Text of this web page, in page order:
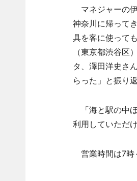
マネジャーの
神奈川に帰って
具を客に使って
（東京都渋谷区
タ、澤田洋史さ
らった」と振り返
「海と駅の中
利用していただ
営業時間は7時